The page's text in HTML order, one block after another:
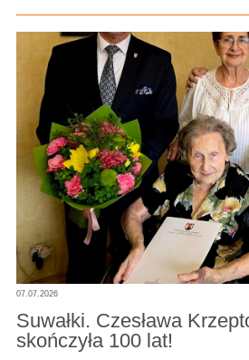
07.07.2026
Suwałki. Czesława
skończyła 100 lat!